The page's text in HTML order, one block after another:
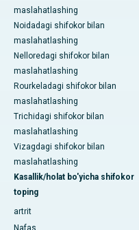
maslahatlashing
Noidadagi shifokor bilan
maslahatlashing
Nelloredagi shifokor bilan
maslahatlashing
Rourkeladagi shifokor bilan
maslahatlashing
Trichidagi shifokor bilan
maslahatlashing
Vizagdagi shifokor bilan
maslahatlashing
Kasallik/holat bo'yicha shifokor
toping
artrit
Nafas